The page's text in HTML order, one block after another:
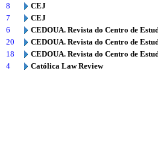
8
CEJ
7
CEJ
6
CEDOUA. Revista do Centro de
20
CEDOUA. Revista do Centro de
18
CEDOUA. Revista do Centro de
4
Católica Law Review